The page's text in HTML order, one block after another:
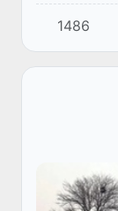
1486